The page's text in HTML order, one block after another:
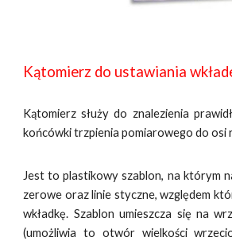
Kątomierz do ustawiania
Kątomierz służy do znalezienia
końcówki trzpienia pomiarowego do osi
Jest to plastikowy szablon, na którym
zerowe oraz linie styczne, względem
wkładkę. Szablon umieszcza się na
(umożliwia to otwór wielkości